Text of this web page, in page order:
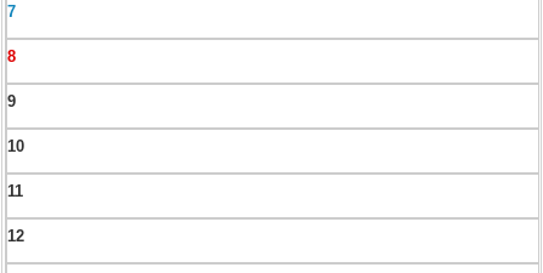
7
8
9
10
11
12